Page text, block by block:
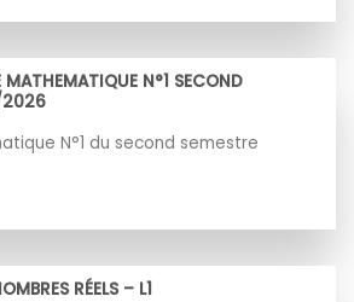
N°1 SECOND
2026
N°1 du second semestre
RÉELS – L1